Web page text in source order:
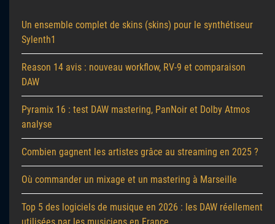
Un ensemble complet de skins (skins) pour le synthétiseur
Sylenth1
Reason 14 avis : nouveau workflow, RV-9 et comparaison
DAW
Pyramix 16 : test DAW mastering, PanNoir et Dolby Atmos
analyse
Combien gagnent les artistes grâce au streaming en 2025 ?
Où commander un mixage et un mastering à Marseille
Top 5 des logiciels de musique en 2026 : les DAW réellement